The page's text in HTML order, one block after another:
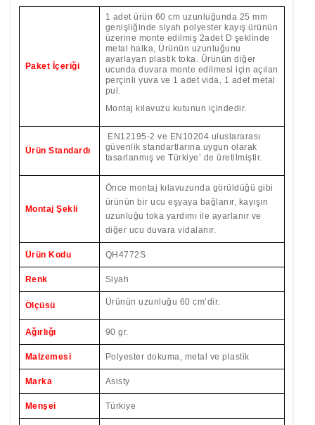
Paket İçeriği
1 adet ürün 60 cm uzunluğunda 25 mm
genişliğinde siyah polyester kayış ürünün
üzerine monte edilmiş 2adet D şeklinde
metal halka, Ürünün uzunluğunu
ayarlayan plastik toka. Ürünün diğer
ucunda duvara monte edilmesi için açılan
perçinli yuva ve 1 adet vida, 1 adet metal
pul.
Montaj kılavuzu kutunun içindedir.
Ürün Standardı
EN12195-2 ve EN10204 uluslararası
güvenlik standartlarına uygun olarak
tasarlanmış ve Türkiye’ de üretilmiştir.
Montaj Şekli
Önce montaj kılavuzunda görüldüğü gibi
ürünün bir ucu eşyaya bağlanır, kayışın
uzunluğu toka yardımı ile ayarlanır ve
diğer ucu duvara vidalanır.
Ürün Kodu QH4772S
Renk Siyah
Ölçüsü Ürünün uzunluğu 60 cm’dir.
Ağırlığı 90 gr.
Malzemesi Polyester dokuma, metal ve plastik
Marka Asisty
Menşei Türkiye